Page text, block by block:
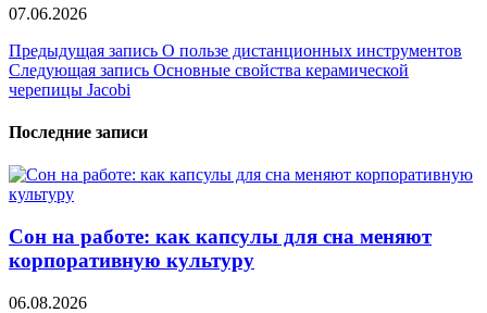
07.06.2026
Навигация
по
Предыдущая запись О пользе дистанционных инструментов
Следующая запись Основные свойства керамической
черепицы Jacobi
Последние записи
Сон на работе: как капсулы для сна меняют
корпоративную культуру
06.08.2026